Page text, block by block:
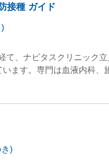
接種 ガイド
)
て、ナビタスクリニック
ます。専門は血液内科
)